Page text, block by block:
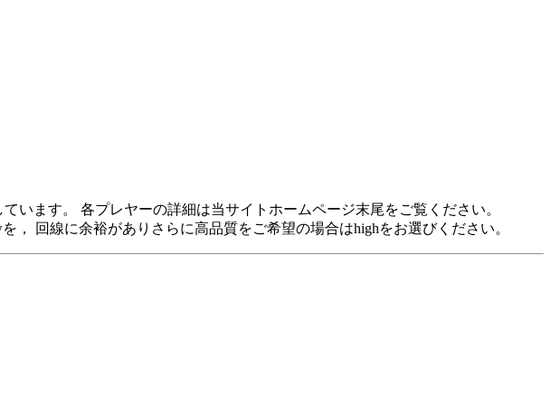
ています。 各プレヤーの詳細は当サイトホームページ末尾をご覧ください。
， 回線に余裕がありさらに高品質をご希望の場合はhighをお選びください。